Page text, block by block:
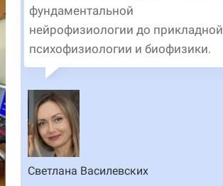
фундаментальной
нейрофизиологии до прикладной
психофизиологии и биофизики.
Светлана Василевских